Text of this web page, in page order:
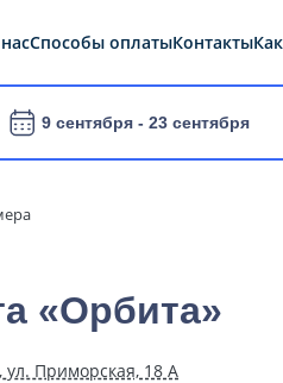
Способы оплатыКонтакты
9 сентября - 23 сентября
«Орбита»
ул. Приморская, 18 А